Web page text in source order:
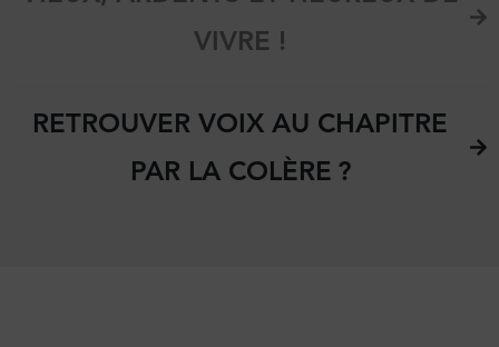
VIVRE !
RETROUVER VOIX AU CHAPITRE
PAR LA COLÈRE ?